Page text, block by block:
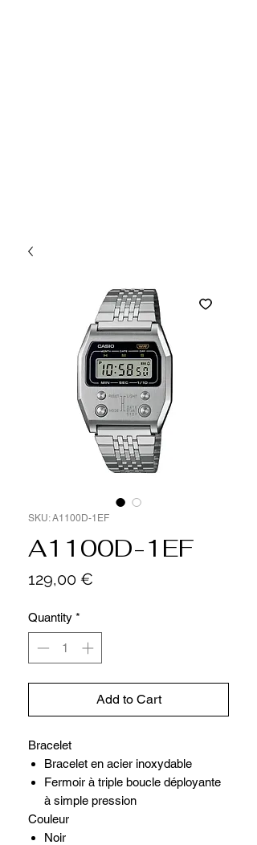
SKU: A1100D-1EF
A1100D-1EF
129,00 €
Quantity *
Add to Cart
Bracelet
Bracelet en acier inoxydable
Fermoir à triple boucle déployante
à simple pression
Couleur
Noir